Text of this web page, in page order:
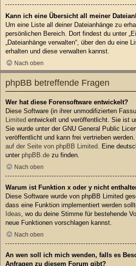
Kann ich eine Übersicht all meiner
Um eine Liste all deiner Dateianhänge zu
persönlichen Bereich. Dort findest du unter
„Dateianhänge verwalten“, über den du eine
erhalten und diese verwalten kannst.
Nach oben
phpBB betreffende Fragen
Wer hat diese Forensoftware entwickelt?
Diese Software (in ihrer unmodifizierten
Limited entwickelt und veröffentlicht. Sie ist
Sie wurde unter der GNU General Public
veröffentlicht und kann frei vertrieben
auf der Seite von phpBB Limited. Eine
unter phpBB.de zu finden.
Nach oben
Warum ist Funktion x oder y nicht
Diese Software wurde von phpBB Limited
dass eine Funktion implementiert werden
Ideas, wo du deine Stimme für bestehende
neue Funktionen vorschlagen kannst.
Nach oben
An wen soll ich mich wenden, falls es
Anfragen zu diesem Forum gibt?